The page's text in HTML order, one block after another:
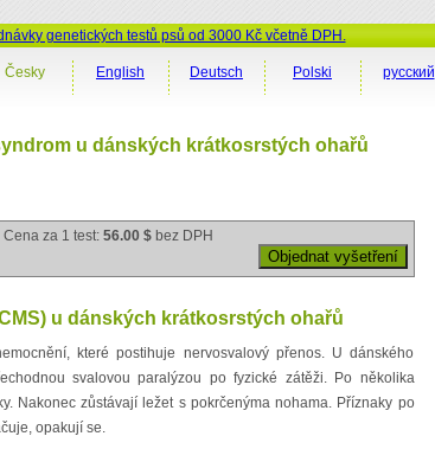
genetických testů psů od 3000 Kč včetně DPH.
русский
Polski
Deutsch
English
Česky
u dánských krátkosrstých ohařů
Cena za 1 test: 56.00 $ bez DPH
u dánských krátkosrstých ohařů
které postihuje nervosvalový přenos. U dánského
svalovou paralýzou po fyzické zátěži. Po několika
Nakonec zůstávají ležet s pokrčenýma nohama. Příznaky po
opakují se.